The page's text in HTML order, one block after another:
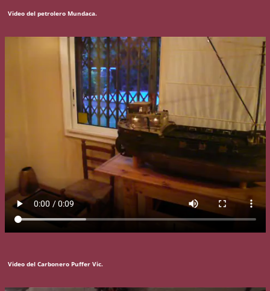
Video del petrolero Mundaca.
Video del Carbonero Puffer Vic.